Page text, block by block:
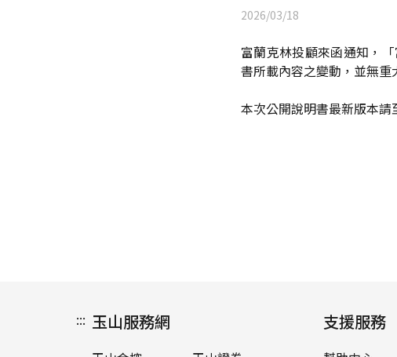
2026/03/18
富蘭克林投顧來函通知，
書所載內容之變動，並無重
本次公開說明書最新版本請
::: 玉山服務網 支援服務